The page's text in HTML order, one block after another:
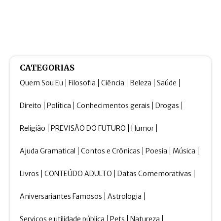
CATEGORIAS
Quem Sou Eu Filosofia Ciência Beleza Saúde
Direito Política Conhecimentos gerais Drogas
Religião PREVISÃO DO FUTURO Humor
Ajuda Gramatical Contos e Crônicas Poesia Música
Livros CONTEÚDO ADULTO Datas Comemorativas
Aniversariantes Famosos Astrologia
Serviços e utilidade pública Pets Natureza